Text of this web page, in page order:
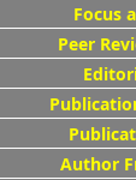
Focus
Peer
Author